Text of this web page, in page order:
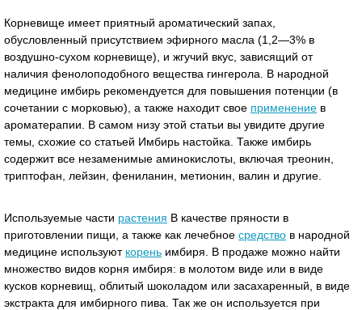
Корневище имеет приятный ароматический запах,
обусловленный присутствием эфирного масла (1,2—3% в
воздушно-сухом корневище), и жгучий вкус, зависящий от
наличия фенолоподобного вещества гингерола. В народной
медицине имбирь рекомендуется для повышения потенции (в
сочетании с морковью), а также находит свое применение в
ароматерапии. В самом низу этой статьи вы увидите другие
темы, схожие со статьей Имбирь настойка. Также имбирь
содержит все незаменимые аминокислоты, включая треонин,
триптофан, лейзин, фениланин, метионин, валин и другие.
Используемые части растения В качестве пряности в
приготовлении пищи, а также как лечебное средство в народной
медицине используют корень имбиря. В продаже можно найти
множество видов корня имбиря: в молотом виде или в виде
кусков корневищ, облитый шоколадом или засахаренный, в виде
экстракта для имбирного пива. Так же он используется при